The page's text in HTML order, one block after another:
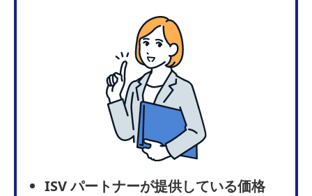
ISV パートナーが提供している価格